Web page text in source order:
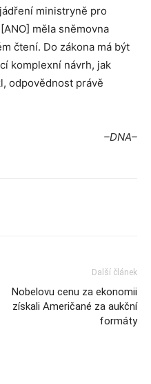
ministryně pro
měla sněmovna
čtení. Do zákona má být
komplexní návrh, jak
odpovědnost právě
–DNA–
Další článek
Nobelovu cenu za ekonomii
získali Američané za aukční
formáty